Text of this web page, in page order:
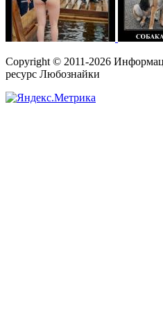
Copyright © 2011-2026
ресурс Любознайки